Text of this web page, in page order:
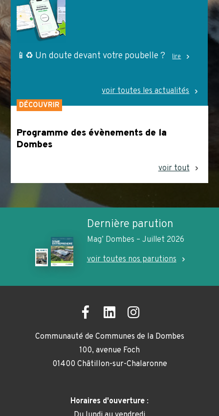
📱♻️ Un doute devant votre poubelle ? lire
voir toutes les actualités
DÉCOUVRIR
Programme des évènements de la
Dombes
voir tout
Dernière parution
Mag’ Dombes – Juillet 2026
voir toutes nos parutions
Communauté de Communes de la Dombes
100, avenue Foch
01400 Châtillon-sur-Chalaronne
Horaires d'ouverture :